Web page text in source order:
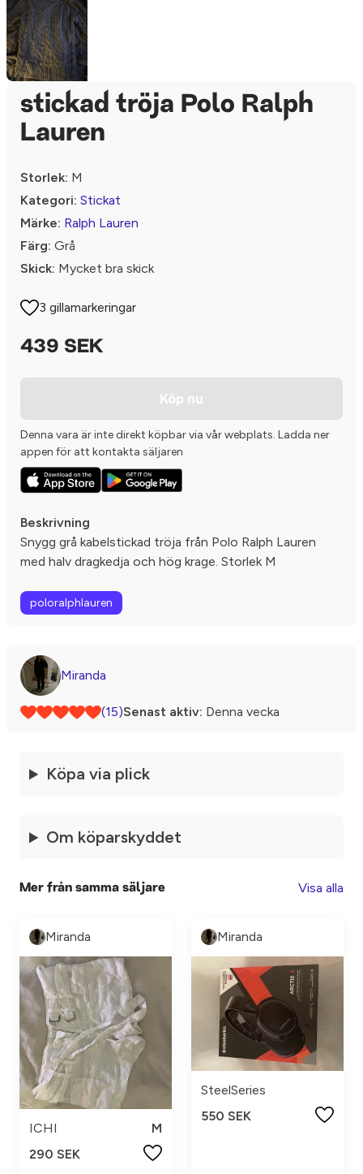
stickad tröja Polo Ralph
Lauren
Storlek: M
Kategori: Stickat
Märke: Ralph Lauren
Färg: Grå
Skick: Mycket bra skick
3 gillamarkeringar
439 SEK
Köp nu
Denna vara är inte direkt köpbar via vår webplats. Ladda ner
appen för att kontakta säljaren
Beskrivning
Snygg grå kabelstickad tröja från Polo Ralph Lauren
med halv dragkedja och hög krage. Storlek M
poloralphlauren
Miranda
(15)Senast aktiv: Denna vecka
Köpa via plick
Om köparskyddet
Mer från samma säljare Visa alla
Miranda
ICHI
M
290 SEK
Miranda
SteelSeries
550 SEK